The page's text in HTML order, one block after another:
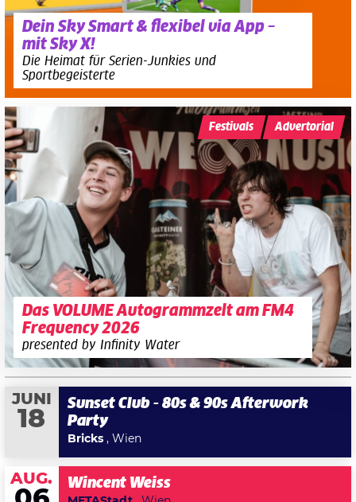
Dein Sky Smart & flexibel via App –
mit Sky X!
Die Heimat für Serien-Junkies und
Sportbegeisterte
Das VOLUME Autogrammzelt am FM4
Frequency 2026
presented by Infinity Water
Festivals Advertorial
JUNI
18
Sunset Club - 80s & 90s Afterwork
Party
Bricks , Wien
AUG. Wincent Weiss